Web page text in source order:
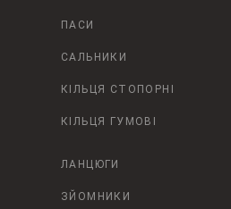
ПАСИ
САЛЬНИКИ
КІЛЬЦЯ СТОПОРНІ
КІЛЬЦЯ ГУМОВІ
ЛАНЦЮГИ
ЗЙОМНИКИ